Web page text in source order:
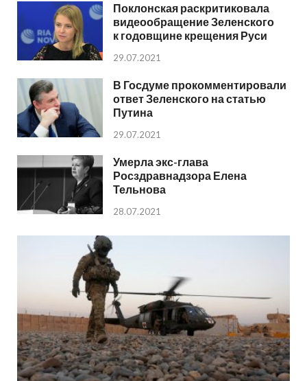
Поклонская раскритиковала
видеообращение Зеленского
к годовщине крещения Руси
29.07.2021
В Госдуме прокомментировали
ответ Зеленского на статью
Путина
29.07.2021
Умерла экс-глава
Росздравнадзора Елена
Тельнова
28.07.2021